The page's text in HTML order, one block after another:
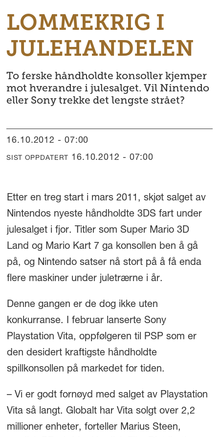
LOMMEKRIG I
JULEHANDELEN
To ferske håndholdte konsoller kjemper
mot hverandre i julesalget. Vil Nintendo
eller Sony trekke det lengste strået?
16.10.2012 - 07:00
SIST OPPDATERT 16.10.2012 - 07:00
Etter en treg start i mars 2011, skjøt salget av
Nintendos nyeste håndholdte 3DS fart under
julesalget i fjor. Titler som Super Mario 3D
Land og Mario Kart 7 ga konsollen ben å gå
på, og Nintendo satser nå stort på å få enda
flere maskiner under juletrærne i år.
Denne gangen er de dog ikke uten
konkurranse. I februar lanserte Sony
Playstation Vita, oppfølgeren til PSP som er
den desidert kraftigste håndholdte
spillkonsollen på markedet for tiden.
– Vi er godt fornøyd med salget av Playstation
Vita så langt. Globalt har Vita solgt over 2,2
millioner enheter, forteller Marius Steen,